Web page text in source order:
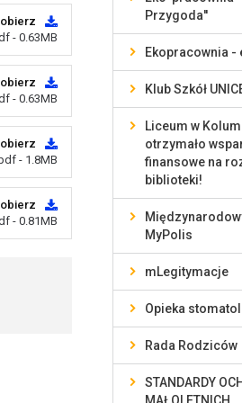
- 0.63MB
- 0.63MB
- 1.8MB
- 0.81MB
Przygoda''
Ekopracownia -
Klub Szkół
Liceum w
otrzymało
finansowe na
biblioteki!
MyPolis
mLegitymacje
Opieka
Rada Rodziców
STANDARDY